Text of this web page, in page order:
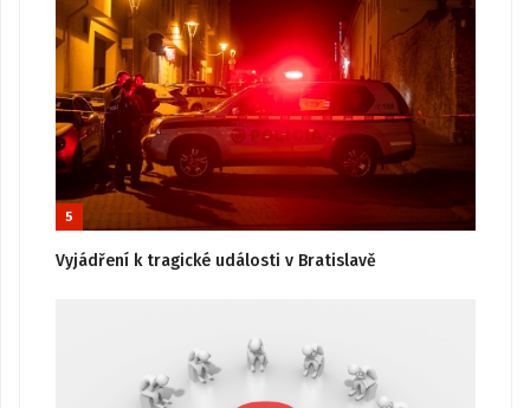
5
Vyjádření k tragické události v Bratislavě